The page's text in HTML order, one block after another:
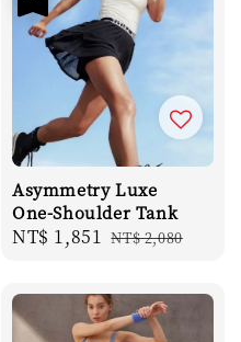
Asymmetry Luxe
One-Shoulder Tank
Sale
NT$ 1,851 Regular
NT$ 2,080